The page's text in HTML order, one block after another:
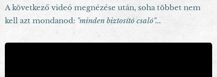
A következő videó megnézése után, soha többet nem
kell azt mondanod: "minden biztosító csaló"...